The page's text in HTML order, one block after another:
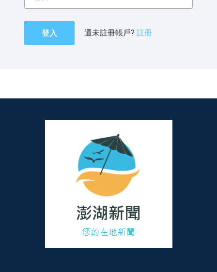
登入 還未註冊帳戶? 註冊